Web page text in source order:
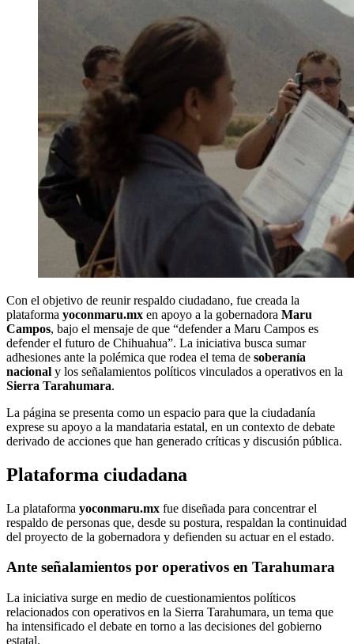
Con el objetivo de reunir respaldo ciudadano, fue creada la
plataforma yoconmaru.mx en apoyo a la gobernadora Maru
Campos, bajo el mensaje de que “defender a Maru Campos es
defender el futuro de Chihuahua”. La iniciativa busca sumar
adhesiones ante la polémica que rodea el tema de soberanía
nacional y los señalamientos políticos vinculados a operativos en la
Sierra Tarahumara.
La página se presenta como un espacio para que la ciudadanía
exprese su apoyo a la mandataria estatal, en un contexto de debate
derivado de acciones que han generado críticas y discusión pública.
Plataforma ciudadana
La plataforma yoconmaru.mx fue diseñada para concentrar el
respaldo de personas que, desde su postura, respaldan la continuidad
del proyecto de la gobernadora y defienden su actuar en el estado.
Ante señalamientos por operativos en Tarahumara
La iniciativa surge en medio de cuestionamientos políticos
relacionados con operativos en la Sierra Tarahumara, un tema que
ha intensificado el debate en torno a las decisiones del gobierno
estatal.